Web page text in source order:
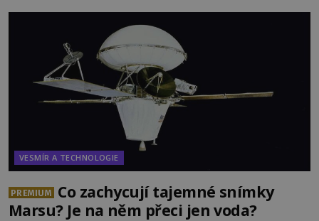
jen o nějaký optický klam, nebo se zde skutečně
právě vznáší mimozemská loď
VESMÍR A TECHNOLOGIE
PREMIUM
Co zachycují tajemné snímky
Marsu? Je na něm přeci jen voda?